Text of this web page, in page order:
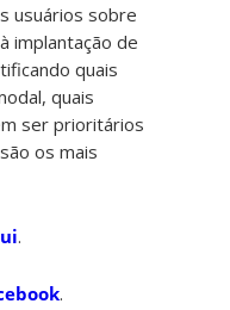
usuários sobre
implantação de
quais
quais
ser prioritários
os mais
.
.